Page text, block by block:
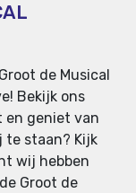
de Musical
Bekijk ons
en geniet van
te staan? Kijk
wij hebben
Groot de